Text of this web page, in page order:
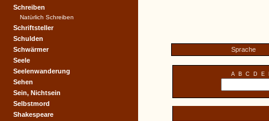
Sprache
A B C D E
Schreiben
Natürlich Schreiben
Schriftsteller
Schulden
Schwärmer
Seele
Seelenwanderung
Sehen
Sein, Nichtsein
Selbstmord
Shakespeare